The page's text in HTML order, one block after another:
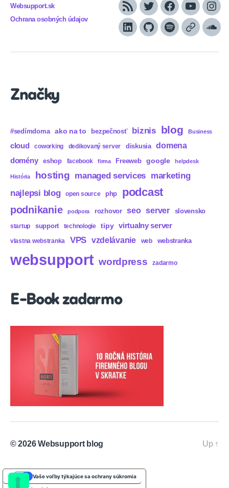
Websupport.sk
Ochrana osobných údajov
RSS TwitterFacebook
YouTube
LinkedInGitHubSpotifyApple
Značky
#sedímdoma ako na to bezpečnosť biznis blog Business
cloud coworking dedikovaný server diskusia domena
domény eshop facebook firma Freeweb google helpdesk
História hosting managed services marketing
najlepsi blog open source php podcast
podnikanie podpora rozhovor seo server slovensko
startup support technologie tipy virtualny server
vlastna webstranka VPS vzdelávanie web webstranka
websupport wordpress zadarmo
E-Book zadarmo
© 2026Websupport blog Up ↑
Vaše voľby týkajúce sa ochrany súkromia